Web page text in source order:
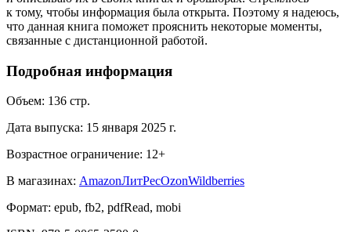
к тому, чтобы информация была открыта. Поэтому я надеюсь,
что данная книга поможет прояснить некоторые моменты,
связанные с дистанционной работой.
Подробная информация
Объем: 136 стр.
Дата выпуска: 15 января 2025 г.
Возрастное ограничение: 12+
В магазинах: AmazonЛитРесOzonWildberries
Формат: epub, fb2, pdfRead, mobi